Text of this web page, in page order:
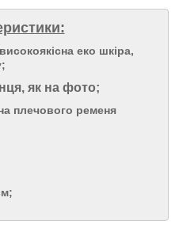
еко шкіра,
як на фото;
плечового ременя